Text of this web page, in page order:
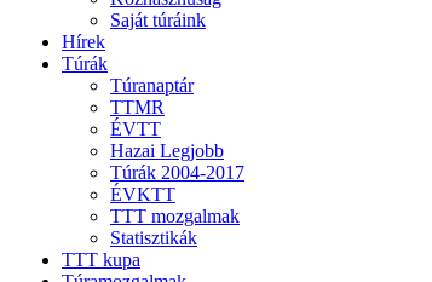
Saját túráink
Hírek
Túrák
Túranaptár
TTMR
ÉVTT
Hazai Legjobb
Túrák 2004-2017
ÉVKTT
TTT mozgalmak
Statisztikák
TTT kupa